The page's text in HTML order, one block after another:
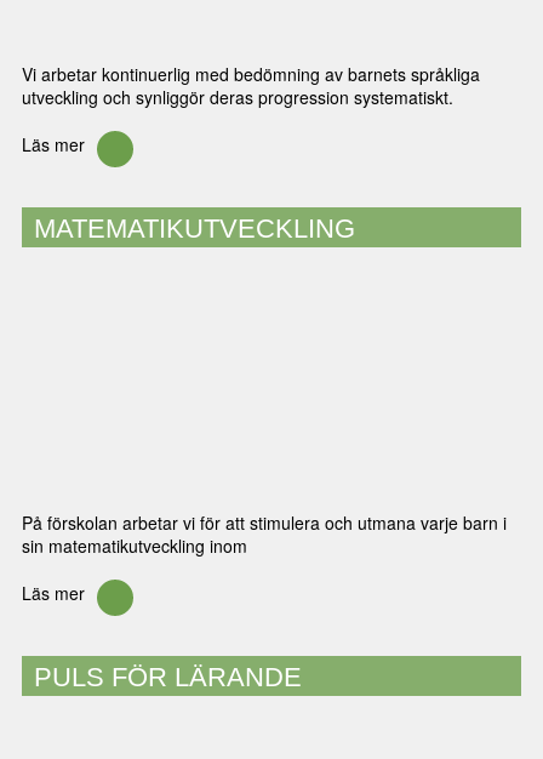
Vi arbetar kontinuerlig med bedömning av barnets språkliga
utveckling och synliggör deras progression systematiskt.
Läs mer
MATEMATIKUTVECKLING
På förskolan arbetar vi för att stimulera och utmana varje barn i
sin matematikutveckling inom
Läs mer
PULS FÖR LÄRANDE